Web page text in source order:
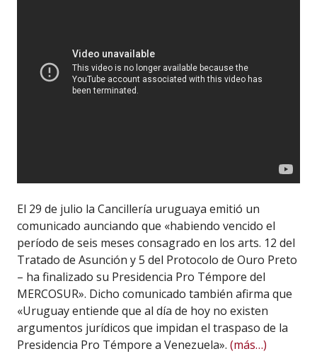
El 29 de julio la Cancillería uruguaya emitió un
comunicado aunciando que «habiendo vencido el
período de seis meses consagrado en los arts. 12 del
Tratado de Asunción y 5 del Protocolo de Ouro Preto
– ha finalizado su Presidencia Pro Témpore del
MERCOSUR». Dicho comunicado también afirma que
«Uruguay entiende que al día de hoy no existen
argumentos jurídicos que impidan el traspaso de la
Presidencia Pro Témpore a Venezuela». (más…)